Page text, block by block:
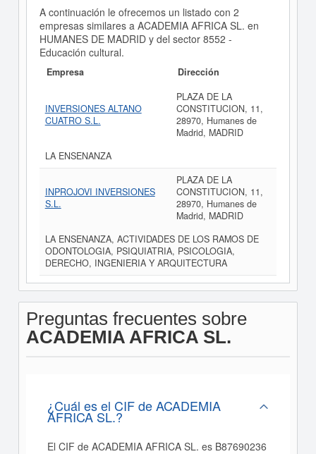
A continuación le ofrecemos un listado con 2
empresas similares a ACADEMIA AFRICA SL. en
HUMANES DE MADRID y del sector 8552 -
Educación cultural.
Empresa Dirección
INVERSIONES ALTANO
CUATRO S.L.
PLAZA DE LA
CONSTITUCION, 11,
28970, Humanes de
Madrid, MADRID
LA ENSENANZA
INPROJOVI INVERSIONES
S.L.
PLAZA DE LA
CONSTITUCION, 11,
28970, Humanes de
Madrid, MADRID
LA ENSENANZA, ACTIVIDADES DE LOS RAMOS DE
ODONTOLOGIA, PSIQUIATRIA, PSICOLOGIA,
DERECHO, INGENIERIA Y ARQUITECTURA
Preguntas frecuentes sobre
ACADEMIA AFRICA SL.
¿Cuál es el CIF de ACADEMIA
AFRICA SL.?
El CIF de ACADEMIA AFRICA SL. es B87690236